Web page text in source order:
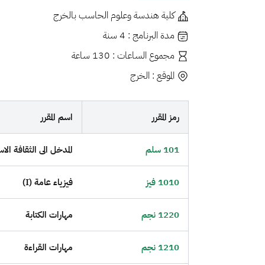
كلية هندسة وعلوم الحاسب بالخرج
مدة البرنامج : 4 سنة
مجموع الساعات : 130 ساعة
الموقع : الخرج
رمز المقرر اسم المقرر
101 سلم المدخل الى الثقافة
1010 فيز فيزياء عامة (I)
1220 نجم مهارات الكتابة
1210 نجم مهارات القراءة